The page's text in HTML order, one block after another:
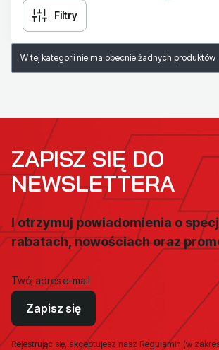
Filtry
Lista produktów
W tej kategorii nie ma obecnie żadnych produktów
ZAPISZ SIĘ DO
NEWSLETTERA
I otrzymuj powiadomienia o
rabatach, nowościach oraz
Twój adres e-mail
Zapisz się
Rejestrując się, akceptujesz nasz Regulamin (w